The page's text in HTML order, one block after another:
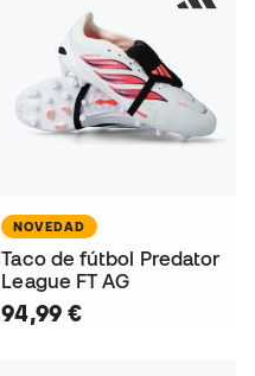
NOVEDAD
Taco de fútbol Predator
League FT AG
94,99 €